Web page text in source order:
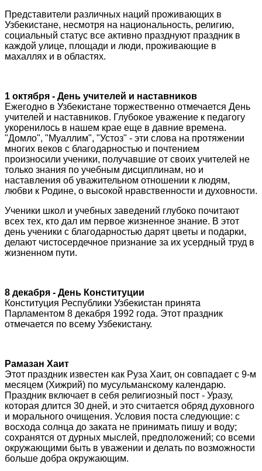
Представители различных наций проживающих в
Узбекистане, несмотря на национальность, религию,
социальный статус все активно празднуют праздник в
каждой улице, площади и люди, проживающие в
махаллях и в областях.
1 октября - День учителей и наставников
Ежегодно в Узбекистане торжественно отмечается День
учителей и наставников. Глубокое уважение к педагогу
укоренилось в нашем крае еще в давние времена.
"Домло", "Муаллим", "Устоз" - эти слова на протяжении
многих веков с благодарностью и почтением
произносили ученики, получавшие от своих учителей не
только знания по учебным дисциплинам, но и
наставления об уважительном отношении к людям,
любви к Родине, о высокой нравственности и духовности.
Ученики школ и учебных заведений глубоко почитают
всех тех, кто дал им первое жизненное знание. В этот
день ученики с благодарностью дарят цветы и подарки,
делают чистосердечное признание за их усердный труд в
жизненном пути.
8 декабря - День Конституции
Конституция Республики Узбекистан принята
Парламентом 8 декабря 1992 года. Этот праздник
отмечается по всему Узбекистану.
Рамазан Хаит
Этот праздник известен как Руза Хаит, он совпадает с 9-м
месяцем (Хижрий) по мусульманскому календарю.
Праздник включает в себя религиозный пост - Уразу,
которая длится 30 дней, и это считается обряд духовного
и морального очищения. Условия поста следующие: с
восхода солнца до заката не принимать пишу и воду;
сохранятся от дурных мыслей, предположений; со всеми
окружающими быть в уважении и делать по возможности
больше добра окружающим.